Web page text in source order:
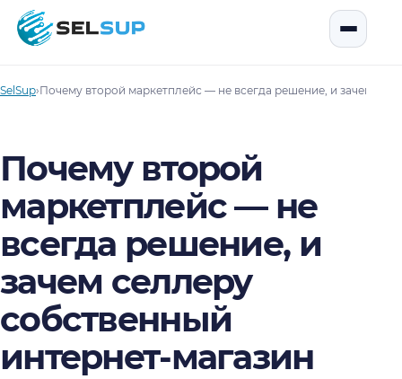
SelSup
SelSup›Почему второй маркетплейс — не всегда решение, и зачем
Почему второй
маркетплейс — не
всегда решение, и
зачем селлеру
собственный
интернет-магазин